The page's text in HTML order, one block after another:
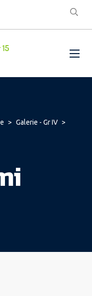
> Galerie - Gr IV >